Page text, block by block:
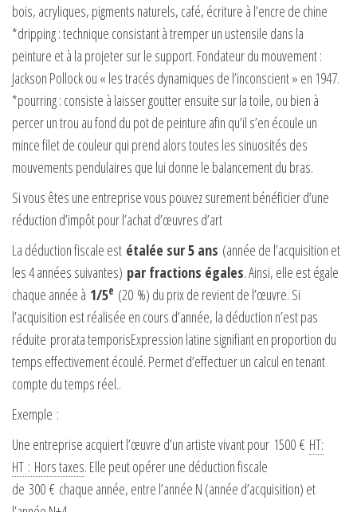
bois, acryliques, pigments naturels, café, écriture à l’encre de chine
*dripping : technique consistant à tremper un ustensile dans la
peinture et à la projeter sur le support. Fondateur du mouvement :
Jackson Pollock ou « les tracés dynamiques de l’inconscient » en 1947.
*pourring : consiste à laisser goutter ensuite sur la toile, ou bien à
percer un trou au fond du pot de peinture afin qu’il s’en écoule un
mince filet de couleur qui prend alors toutes les sinuosités des
mouvements pendulaires que lui donne le balancement du bras.
Si vous êtes une entreprise vous pouvez surement bénéficier d’une
réduction d’impôt pour l’achat d’œuvres d’art
La déduction fiscale est étalée sur 5 ans (année de l’acquisition et
les 4 années suivantes) par fractions égales. Ainsi, elle est égale
chaque année à 1/5e (20 %) du prix de revient de l’œuvre. Si
l’acquisition est réalisée en cours d’année, la déduction n’est pas
réduite prorata temporisExpression latine signifiant en proportion du
temps effectivement écoulé. Permet d’effectuer un calcul en tenant
compte du temps réel..
Exemple :
Une entreprise acquiert l’œuvre d’un artiste vivant pour 1500 € HT:
HT : Hors taxes. Elle peut opérer une déduction fiscale
de 300 € chaque année, entre l’année N (année d’acquisition) et